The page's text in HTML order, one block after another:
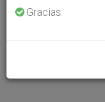
Gracias.